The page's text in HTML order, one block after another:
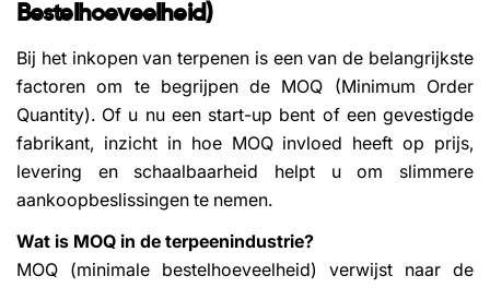
Bestelhoeveelheid)
Bij het inkopen van terpenen is een van de belangrijkste
factoren om te begrijpen de MOQ (Minimum Order
Quantity). Of u nu een start-up bent of een gevestigde
fabrikant, inzicht in hoe MOQ invloed heeft op prijs,
levering en schaalbaarheid helpt u om slimmere
aankoopbeslissingen te nemen.
Wat is MOQ in de terpeenindustrie?
MOQ (minimale bestelhoeveelheid) verwijst naar de